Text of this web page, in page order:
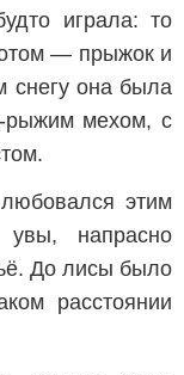
играла: то
— прыжок и
снегу она была
рыжим мехом, с
этим
напрасно
До лисы было
расстоянии